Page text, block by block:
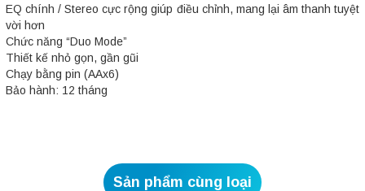
EQ chính / Stereo cực rộng giúp điều chỉnh, mang lại âm thanh tuyệt
vời hơn
Chức năng “Duo Mode”
Thiết kế nhỏ gọn, gần gũi
Chạy bằng pin (AAx6)
Bảo hành: 12 tháng
Sản phẩm cùng loại